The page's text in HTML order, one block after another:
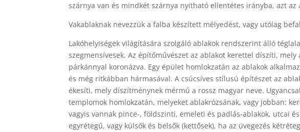
szárnya van és mindkét szárnya nyitható ellentétes irányba, azt
Vakablaknak nevezzük a falba készített mélyedést, vagy utólag
Lakóhelyiségek világítására szolgáló ablakok rendszerint álló
szegmensívesek. Az építőművészet az ablakot kerettel díszíti,
párkánnyal koronázva. Egy épület homlokzatán az ablakok
és még ritkábban hármasával. A csúcsíves stílusú építészet az
ékesíti, mely díszítménynek mérmű a rossz magyar neve.
templomok homlokzatán, melyeket ablakrózsának, vagy jobban:
vagyis vannak pince-, földszinti, emeleti és padlás-ablakok, utcai
egyrétegű, vagy külsők és belsők (kettősek), ha az üvegezés